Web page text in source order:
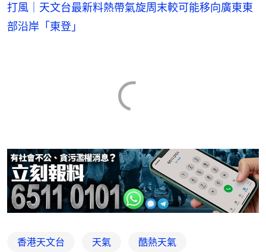
打風｜天文台最新料熱帶氣旋周末較可能移向廣東東
部沿岸「東登」
香港天文台 天氣 酷熱天氣